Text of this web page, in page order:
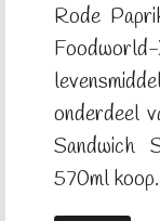
Rode
onderdeel
Sandwich
570ml